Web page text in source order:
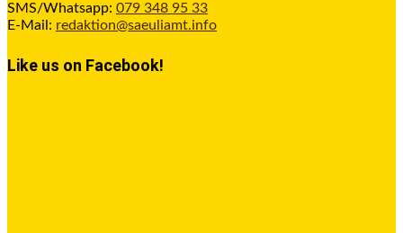
SMS/Whatsapp: 079 348 95 33
E-Mail: redaktion@saeuliamt.info
Like us on Facebook!